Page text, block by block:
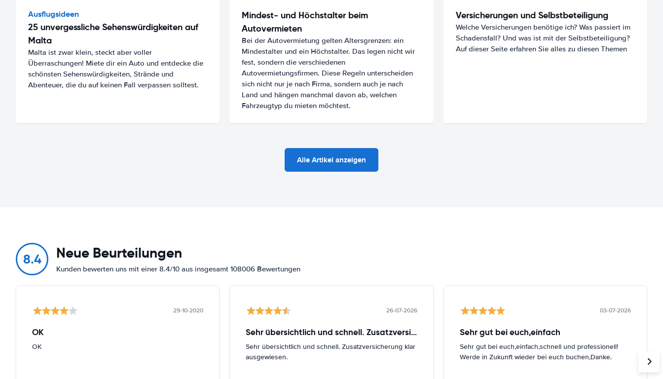
Ausflugsideen
25 unvergessliche Sehenswürdigkeiten auf
Malta
Malta ist zwar klein, steckt aber voller
Überraschungen! Miete dir ein Auto und entdecke die
schönsten Sehenswürdigkeiten, Strände und
Abenteuer, die du auf keinen Fall verpassen solltest.
Mindest- und Höchstalter beim
Autovermieten
Bei der Autovermietung gelten Altersgrenzen: ein
Mindestalter und ein Höchstalter. Das legen nicht wir
fest, sondern die verschiedenen
Autovermietungsfirmen. Diese Regeln unterscheiden
sich nicht nur je nach Firma, sondern auch je nach
Land und hängen manchmal davon ab, welchen
Fahrzeugtyp du mieten möchtest.
Versicherungen und Selbstbeteiligung
Welche Versicherungen benötige ich? Was passiert im
Schadensfall? Und was ist mit der Selbstbeteiligung?
Auf dieser Seite erfahren Sie alles zu diesen Themen
Alle Artikel anzeigen
8.4 Neue Beurteilungen
Kunden bewerten uns mit einer 8.4/10 aus insgesamt 108006 Bewertungen
29-10-2020
OK
OK
26-07-2026
Sehr übersichtlich und schnell. Zusatzversicherung
Sehr übersichtlich und schnell. Zusatzversicherung klar
ausgewiesen.
03-07-2026
Sehr gut bei euch,einfach
Sehr gut bei euch,einfach,schnell und professionell!
Werde in Zukunft wieder bei euch buchen,Danke.